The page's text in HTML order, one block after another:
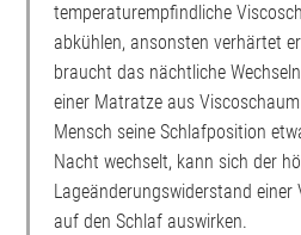
temperaturempfindliche
abkühlen, ansonsten verhärtet
braucht das nächtliche
einer Matratze aus
Mensch seine Schlafposition
Nacht wechselt, kann sich der
Lageänderungswiderstand
auf den Schlaf auswirken.